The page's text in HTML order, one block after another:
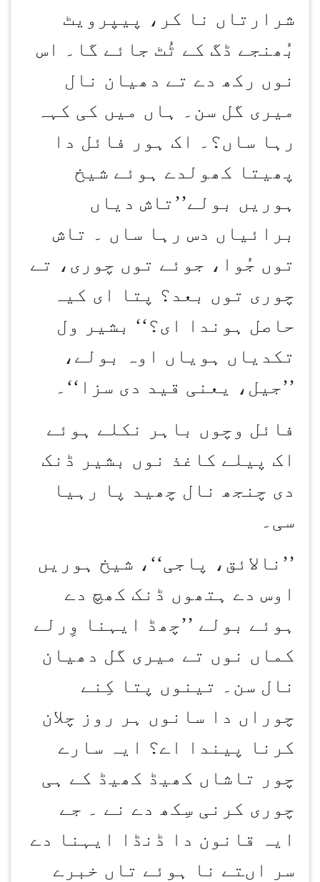
شرارتاں نا کر، پیپرویٹ
بُھنجے ڈگ کے ٹُٹ جائے گا۔ اس
نوں رکھ دے تے دھیان نال
میری گل سن۔ ہاں میں کی کہہ
رہا ساں؟۔ اک ہور فائل دا
پھیتا کھولدے ہوئے شیخ
ہوریں بولے’’تاش دیاں
برائیاں دس رہا ساں ۔ تاش
توں جُوا، جوئے توں چوری، تے
چوری توں بعد؟ پتا ای کیہ
حاصل ہوندا ای؟‘‘ بشیر ول
تکدیاں ہویاں اوہ بولے،
’’جیل، یعنی قید دی سزا‘‘۔
فائل وچوں باہر نکلے ہوئے
اک پیلے کاغذ نوں بشیر ڈنک
دی چنجھ نال چھید پا رہیا
سی۔
’’ نالائق، پاجی‘‘، شیخ ہوریں
اوس دے ہتھوں ڈنک کھچ دے
ہوئے بولے ’’چھڈ ایہنا وِرلے
کماں نوں تے میری گل دھیان
نال سن۔ تینوں پتا کِنے
چوراں دا سانوں ہر روز چلان
کرنا پیندا اے؟ ایہ سارے
چور تاشاں کھیڈ کھیڈ کے ہی
چوری کرنی سِکھ دے نے ۔ جے
ایہ قانون دا ڈنڈا ایہنا دے
سر اںتے نا ہوئے تاں خبرے